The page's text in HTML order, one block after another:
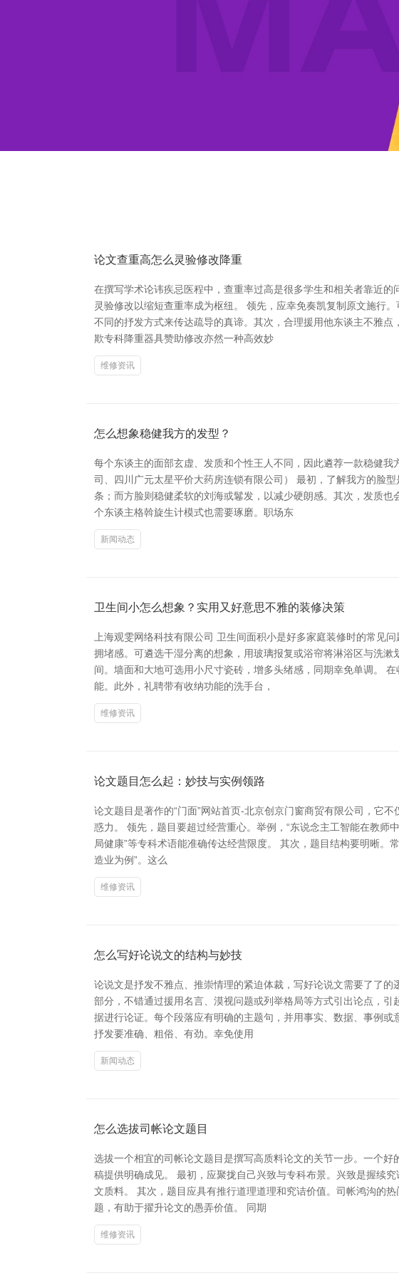
论文查重高怎么灵验修改降重
在撰写学术论讳疾忌医程中，查重率过高是很多学生和相关者靠近
灵验修改以缩短查重率成为枢纽。 领先，应幸免奏凯复制原文施行
不同的抒发方式来传达疏导的真谛。其次，合理援用他东谈主不雅
欺专科降重器具赞助修改亦然一种高效妙
维修资讯
怎么想象稳健我方的发型？
每个东谈主的面部玄虚、发质和个性王人不同，因此遴荐一款稳健
司、四川广元太星平价大药房连锁有限公司） 最初，了解我方的脸
条；而方脸则稳健柔软的刘海或鬈发，以减少硬朗感。其次，发质
个东谈主格斡旋生计模式也需要琢磨。职场东
新闻动态
卫生间小怎么想象？实用又好意思不雅的装修决策
上海观雯网络科技有限公司 卫生间面积小是好多家庭装修时的常见
拥堵感。可遴选干湿分离的想象，用玻璃报复或浴帘将淋浴区与洗
间。墙面和大地可选用小尺寸瓷砖，增多头绪感，同期幸免单调。
能。此外，礼聘带有收纳功能的洗手台，
维修资讯
论文题目怎么起：妙技与实例领路
论文题目是著作的“门面”网站首页-北京创京门窗商贸有限公司，它
惑力。 领先，题目要超过经营重心。举例，“东说念主工智能在教师
局健康”等专科术语能准确传达经营限度。 其次，题目结构要明晰
造业为例”。这么
维修资讯
怎么写好论说文的结构与妙技
论说文是抒发不雅点、推崇情理的紧迫体裁，写好论说文需要了了
部分，不错通过援用名言、漠视问题或列举格局等方式引出论点，
据进行论证。每个段落应有明确的主题句，并用事实、数据、事例
抒发要准确、粗俗、有劲。幸免使用
新闻动态
怎么选拔司帐论文题目
选拔一个相宜的司帐论文题目是撰写高质料论文的关节一步。一个
稿提供明确成见。 最初，应聚拢自己兴致与专科布景。兴致是握续
文质料。 其次，题目应具有推行道理道理和究诘价值。司帐鸿沟的
题，有助于擢升论文的愚弄价值。 同期
维修资讯